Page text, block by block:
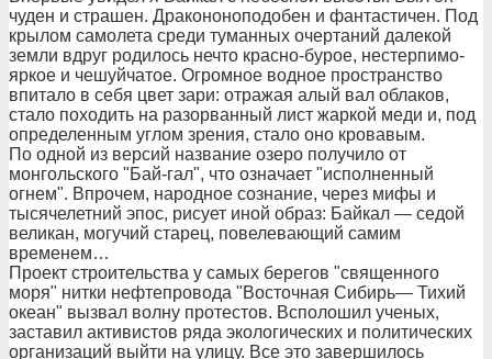
чуден и страшен. Дракононоподобен и фантастичен. Под
крылом самолета среди туманных очертаний далекой
земли вдруг родилось нечто красно-бурое, нестерпимо-
яркое и чешуйчатое. Огромное водное пространство
впитало в себя цвет зари: отражая алый вал облаков,
стало походить на разорванный лист жаркой меди и, под
определенным углом зрения, стало оно кровавым.
По одной из версий название озеро получило от
монгольского "Бай-гал", что означает "исполненный
огнем". Впрочем, народное сознание, через мифы и
тысячелетний эпос, рисует иной образ: Байкал — седой
великан, могучий старец, повелевающий самим
временем…
Проект строительства у самых берегов "священного
моря" нитки нефтепровода "Восточная Сибирь— Тихий
океан" вызвал волну протестов. Всполошил ученых,
заставил активистов ряда экологических и политических
организаций выйти на улицу. Все это завершилось